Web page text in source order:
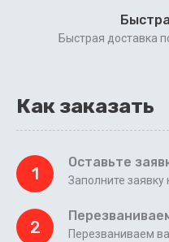
Быстрая доставка
Как заказать
1
Оставьте
Заполните заявку
2 Перезваниваем